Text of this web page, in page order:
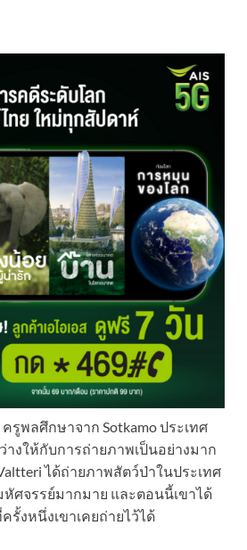
รูพลศึกษาจาก Sotkamo ประเทศ
งให้กับการถ่ายภาพเป็นอย่างมาก
ได้ถ่ายภาพสัตว์ป่าในประเทศ
ศจรรย์มากมาย และตอนนี้เขาได้
งหนึ่งเขาเคยถ่ายไว้ได้